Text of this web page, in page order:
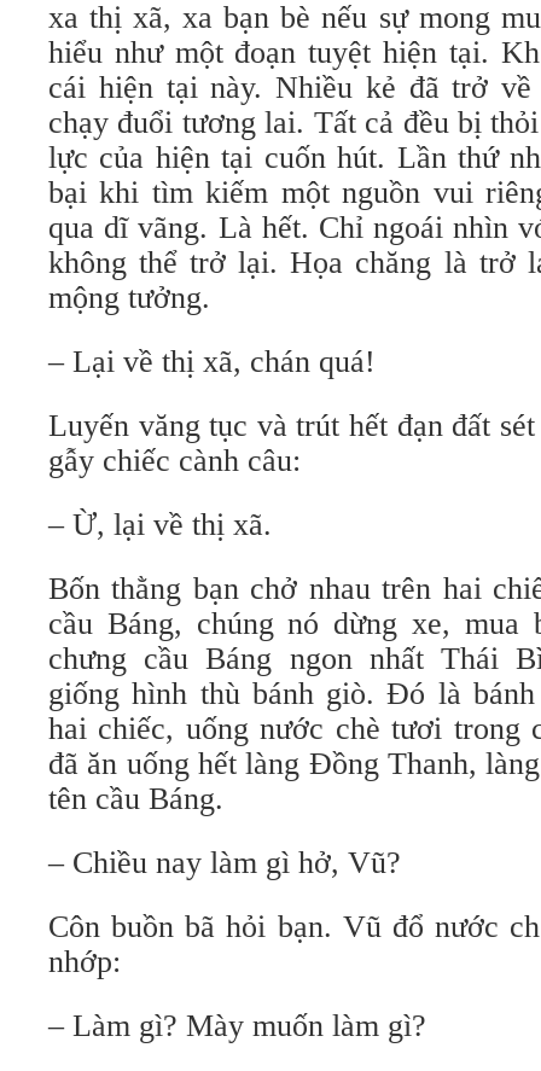
xa thị xã, xa bạn bè nếu sự mong
hiểu như một đoạn tuyệt hiện tại.
cái hiện tại này. Nhiều kẻ đã trở
chạy đuổi tương lai. Tất cả đều bị
lực của hiện tại cuốn hút. Lần thứ
bại khi tìm kiếm một nguồn vui
qua dĩ vãng. Là hết. Chỉ ngoái nhìn
không thể trở lại. Họa chăng là trở
mộng tưởng.
– Lại về thị xã, chán quá!
Luyến văng tục và trút hết đạn đất
gẫy chiếc cành câu:
– Ừ, lại về thị xã.
Bốn thằng bạn chở nhau trên hai
cầu Báng, chúng nó dừng xe, mua
chưng cầu Báng ngon nhất Thái
giống hình thù bánh giò. Đó là
hai chiếc, uống nước chè tươi trong
đã ăn uống hết làng Đồng Thanh,
tên cầu Báng.
– Chiều nay làm gì hở, Vũ?
Côn buồn bã hỏi bạn. Vũ đổ nước
nhớp:
– Làm gì? Mày muốn làm gì?